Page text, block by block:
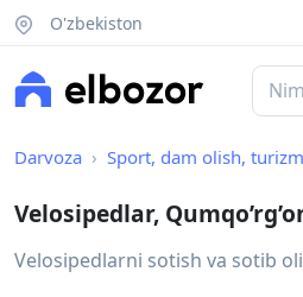
O'zbekiston
Darvoza Sport, dam olish, turizm
Velosipedlar,
Velosipedlarni sotish va sotib